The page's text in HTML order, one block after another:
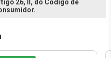
26, II, do Código de